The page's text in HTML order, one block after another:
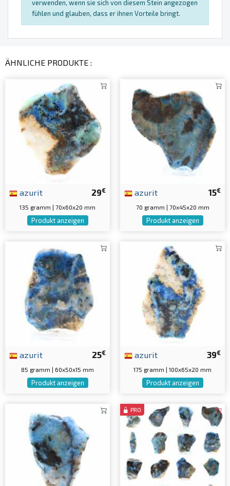
verwenden, wenn sie sich von diesem Stein angezogen
fühlen und glauben, dass er ihnen Vorteile bringt.
ÄHNLICHE PRODUKTE :
29€
azurit
135 gramm | 70x60x20 mm
Produkt anzeigen
15€
azurit
70 gramm | 70x45x20 mm
Produkt anzeigen
25€
azurit
85 gramm | 60x50x15 mm
Produkt anzeigen
39€
azurit
175 gramm | 100x65x20 mm
Produkt anzeigen
PRO